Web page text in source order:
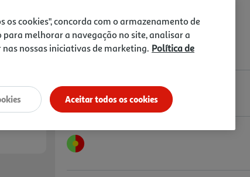
14,99 €
os cookies", concorda com o armazenamento de
para melhorar a navegação no site, analisar a
nossas iniciativas de marketing. Política de
Aceitar todos os cookies